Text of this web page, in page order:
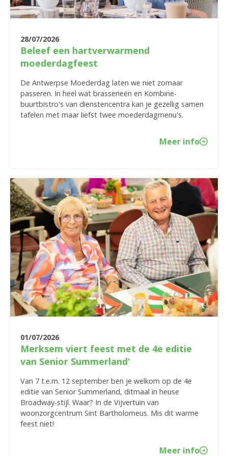
28/07/2026
Beleef een hartverwarmend
moederdagfeest
De Antwerpse Moederdag laten we niet zomaar
passeren. In heel wat brasserieën en Kombine-
buurtbistro's van dienstencentra kan je gezellig samen
tafelen met maar liefst twee moederdagmenu's.
Meer info
01/07/2026
Merksem viert feest met de 4e editie
van Senior Summerland'
Van 7 t.e.m. 12 september ben je welkom op de 4e
editie van Senior Summerland, ditmaal in heuse
Broadway-stijl. Waar? In de Vijvertuin van
woonzorgcentrum Sint Bartholomeus. Mis dit warme
feest niet!
Meer info